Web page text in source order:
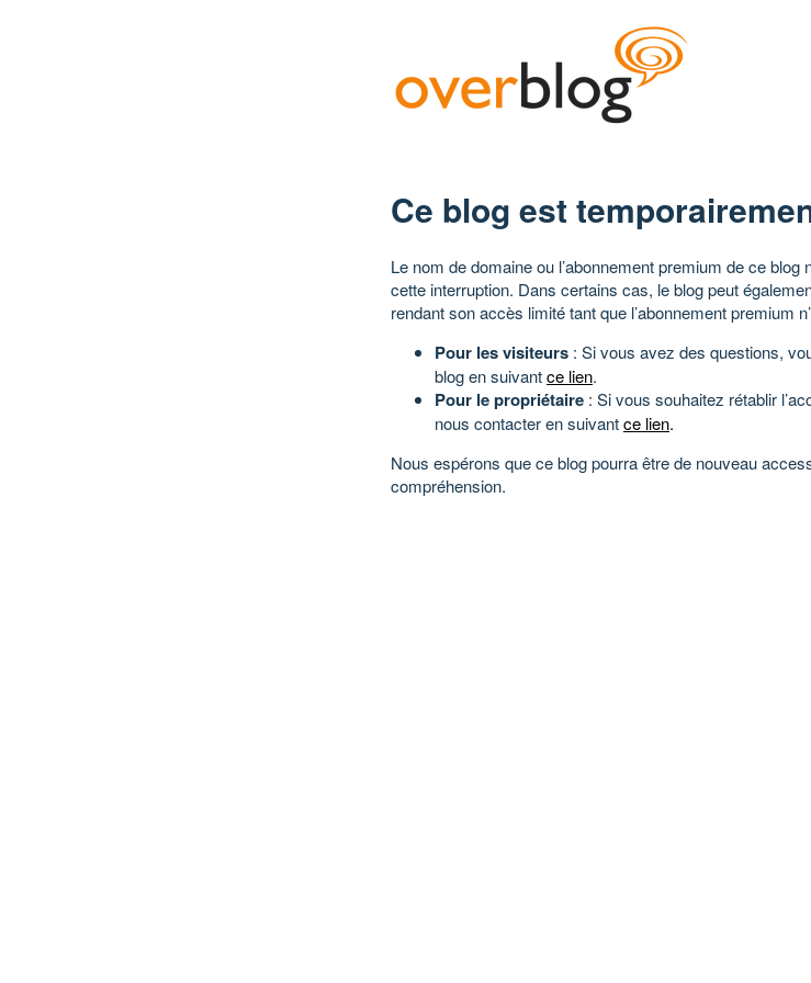
Ce blog est
Le nom de domaine ou l’abonnement premium de ce blog
cette interruption. Dans certains cas, le blog peut
rendant son accès limité tant que l’abonnement premium
Pour les visiteurs : Si vous avez des questions,
blog en suivantce lien.
Pour le propriétaire : Si vous souhaitez rétablir
nous contacter en suivantce lien.
Nous espérons que ce blog pourra être de nouveau
compréhension.